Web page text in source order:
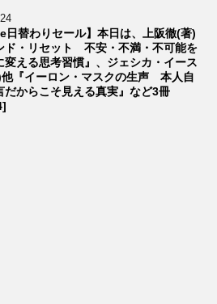
日替わりセール】本日は、上阪徹(著)
ド・リセット 不安・不満・不可能を
変える思考習慣』、ジェシカ・イース
他『イーロン・マスクの生声 本人自
だからこそ見える真実』など3冊